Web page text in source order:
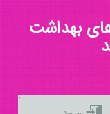
بهداشت